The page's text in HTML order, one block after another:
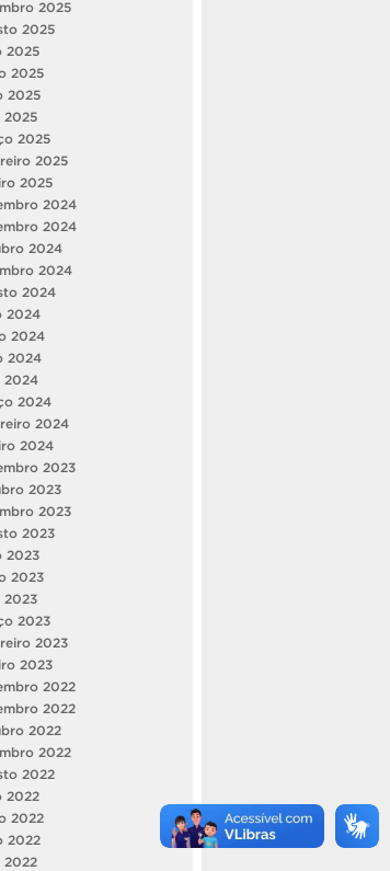
2025
2025
2025
2025
2025
2025
2025
2025
2025
2024
2024
2024
2024
2024
2024
2024
2024
2024
2024
2024
2024
2023
2023
2023
2023
2023
2023
2023
2023
2023
2023
2022
2022
2022
2022
2022
2022
2022
2022
2022